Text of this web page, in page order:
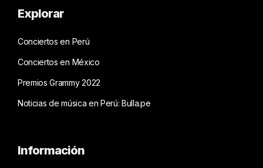
Explorar
Conciertos en Perú
Conciertos en México
Premios Grammy 2022
Noticias de música en Perú: Bulla.pe
Información